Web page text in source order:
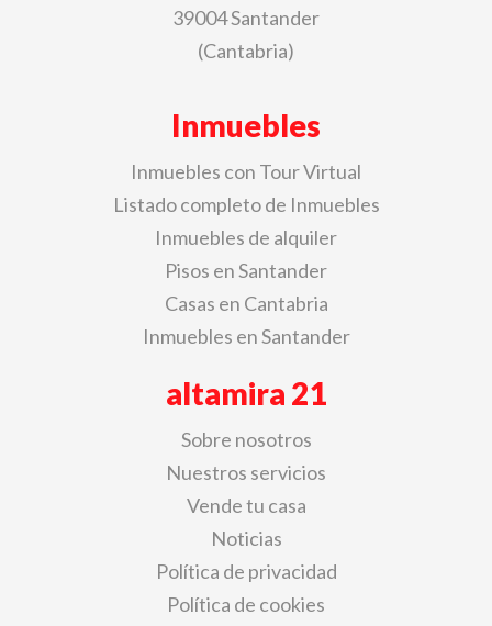
39004 Santander
(Cantabria)
Inmuebles
Inmuebles con Tour Virtual
Listado completo de Inmuebles
Inmuebles de alquiler
Pisos en Santander
Casas en Cantabria
Inmuebles en Santander
altamira 21
Sobre nosotros
Nuestros servicios
Vende tu casa
Noticias
Política de privacidad
Política de cookies